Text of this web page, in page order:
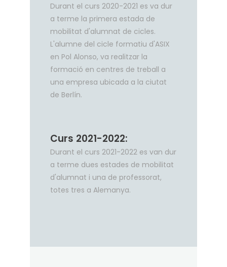
Durant el curs 2020-2021 es va dur
a terme la primera estada de
mobilitat d'alumnat de cicles.
L'alumne del cicle formatiu d'ASIX
en Pol Alonso, va realitzar la
formació en centres de treball a
una empresa ubicada a la ciutat
de Berlín.
Curs 2021-2022:
Durant el curs 2021-2022 es van dur
a terme dues estades de mobilitat
d'alumnat i una de professorat,
totes tres a Alemanya.